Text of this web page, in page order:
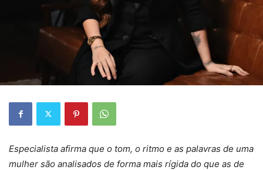
Especialista afirma que o tom, o ritmo e as palavras de uma
mulher são analisados de forma mais rígida do que as de